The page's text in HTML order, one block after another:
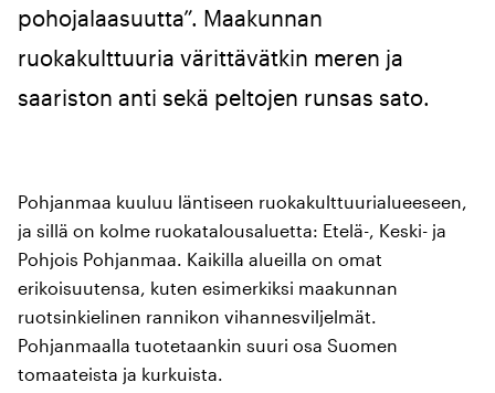
pohojalaasuutta”. Maakunnan
ruokakulttuuria värittävätkin meren ja
saariston anti sekä peltojen runsas sato.
Pohjanmaa kuuluu läntiseen ruokakulttuurialueeseen,
ja sillä on kolme ruokatalousaluetta: Etelä-, Keski- ja
Pohjois Pohjanmaa. Kaikilla alueilla on omat
erikoisuutensa, kuten esimerkiksi maakunnan
ruotsinkielinen rannikon vihannesviljelmät.
Pohjanmaalla tuotetaankin suuri osa Suomen
tomaateista ja kurkuista.